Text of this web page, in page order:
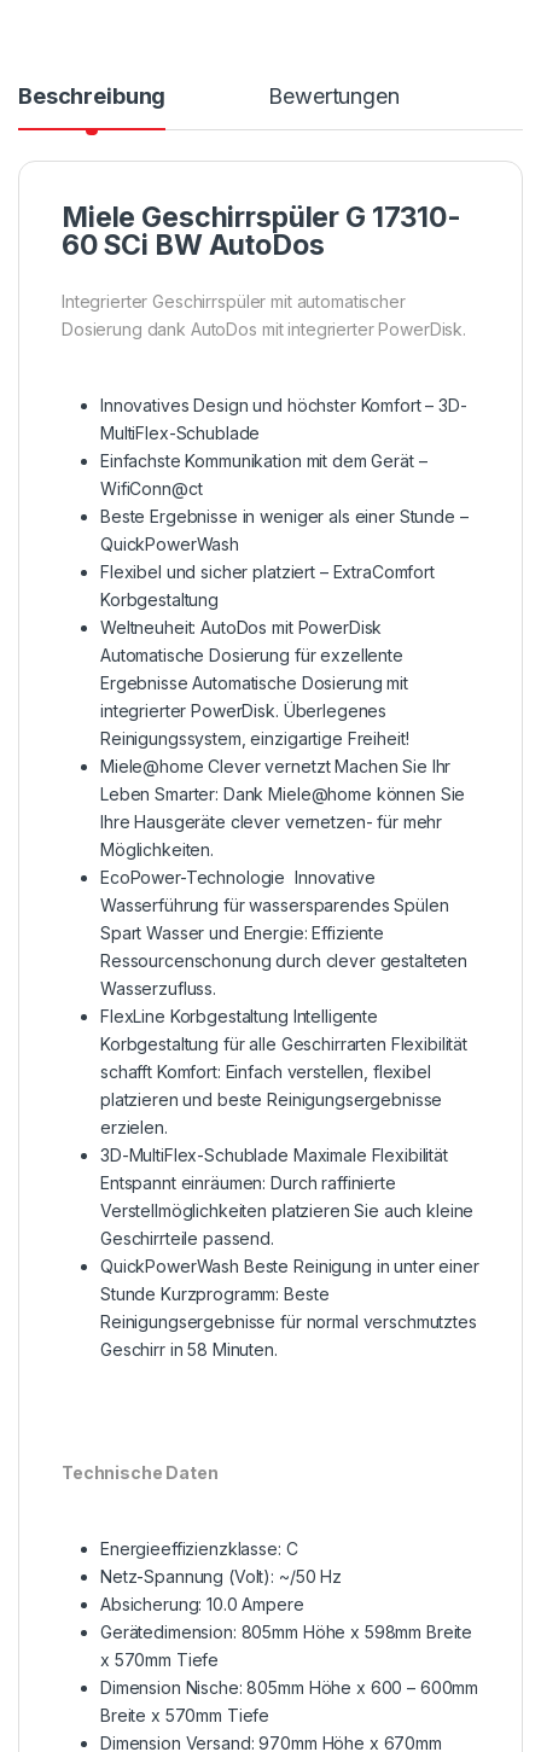
Beschreibung Bewertungen
Miele Geschirrspüler G 17310-
60 SCi BW AutoDos
Integrierter Geschirrspüler mit automatischer
Dosierung dank AutoDos mit integrierter PowerDisk.
Innovatives Design und höchster Komfort – 3D-
MultiFlex-Schublade
Einfachste Kommunikation mit dem Gerät –
WifiConn@ct
Beste Ergebnisse in weniger als einer Stunde –
QuickPowerWash
Flexibel und sicher platziert – ExtraComfort
Korbgestaltung
Weltneuheit: AutoDos mit PowerDisk
Automatische Dosierung für exzellente
Ergebnisse Automatische Dosierung mit
integrierter PowerDisk. Überlegenes
Reinigungssystem, einzigartige Freiheit!
Miele@home Clever vernetzt Machen Sie Ihr
Leben Smarter: Dank Miele@home können Sie
Ihre Hausgeräte clever vernetzen- für mehr
Möglichkeiten.
EcoPower-Technologie Innovative
Wasserführung für wassersparendes Spülen
Spart Wasser und Energie: Effiziente
Ressourcenschonung durch clever gestalteten
Wasserzufluss.
FlexLine Korbgestaltung Intelligente
Korbgestaltung für alle Geschirrarten Flexibilität
schafft Komfort: Einfach verstellen, flexibel
platzieren und beste Reinigungsergebnisse
erzielen.
3D-MultiFlex-Schublade Maximale Flexibilität
Entspannt einräumen: Durch raffinierte
Verstellmöglichkeiten platzieren Sie auch kleine
Geschirrteile passend.
QuickPowerWash Beste Reinigung in unter einer
Stunde Kurzprogramm: Beste
Reinigungsergebnisse für normal verschmutztes
Geschirr in 58 Minuten.
Technische Daten
Energieeffizienzklasse: C
Netz-Spannung (Volt): ~/50 Hz
Absicherung: 10.0 Ampere
Gerätedimension: 805mm Höhe x 598mm Breite
x 570mm Tiefe
Dimension Nische: 805mm Höhe x 600 – 600mm
Breite x 570mm Tiefe
Dimension Versand: 970mm Höhe x 670mm